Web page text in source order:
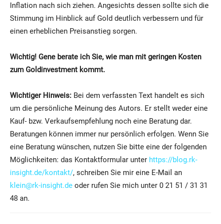
Inflation nach sich ziehen. Angesichts dessen sollte sich die
Stimmung im Hinblick auf Gold deutlich verbessern und für
einen erheblichen Preisanstieg sorgen.
Wichtig! Gene berate ich Sie, wie man mit geringen Kosten
zum Goldinvestment kommt.
Wichtiger Hinweis: Bei dem verfassten Text handelt es sich
um die persönliche Meinung des Autors. Er stellt weder eine
Kauf- bzw. Verkaufsempfehlung noch eine Beratung dar.
Beratungen können immer nur persönlich erfolgen. Wenn Sie
eine Beratung wünschen, nutzen Sie bitte eine der folgenden
Möglichkeiten: das Kontaktformular unter https://blog.rk-
insight.de/kontakt/, schreiben Sie mir eine E-Mail an
klein@rk-insight.de oder rufen Sie mich unter 0 21 51 / 31 31
48 an.